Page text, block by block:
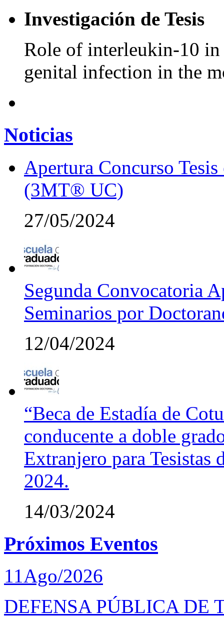
Investigación de Tesis
Role of interleukin-10
genital infection in the
Noticias
Apertura Concurso
(3MT® UC)
27/05/2024
Segunda Convocatoria
Seminarios por
12/04/2024
“Beca de Estadía de
conducente a doble
Extranjero para Tesistas
2024.
14/03/2024
Próximos Eventos
11Ago/2026
DEFENSA PÚBLICA DE